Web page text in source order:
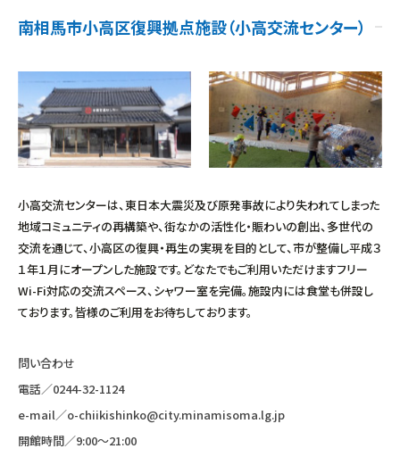
南相馬市小高区復興拠点施設（小高交流センター）
小高交流センターは、東日本大震災及び原発事故により失われてしまった
地域コミュニティの再構築や、街なかの活性化・賑わいの創出、多世代の
交流を通じて、小高区の復興・再生の実現を目的として、市が整備し平成３
１年１月にオープンした施設です。どなたでもご利用いただけますフリー
Wi-Fi対応の交流スペース、シャワー室を完備。施設内には食堂も併設し
ております。皆様のご利用をお待ちしております。
問い合わせ
電話／0244-32-1124
e-mail／o-chiikishinko@city.minamisoma.lg.jp
開館時間／9:00〜21:00